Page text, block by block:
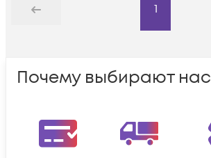
Назад
1
Почему выбирают нас